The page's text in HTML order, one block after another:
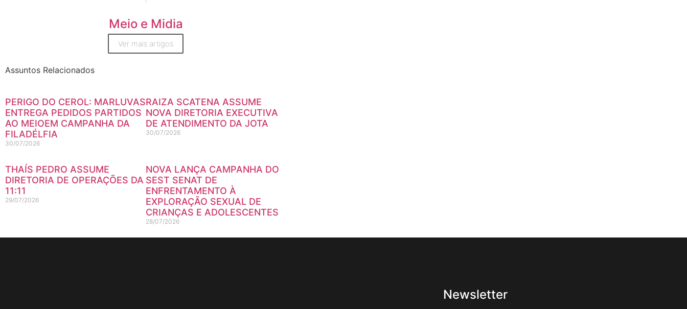
Meio e Midia
Ver mais artigos
Assuntos Relacionados
PERIGO DO CEROL: MARLUVAS
ENTREGA PEDIDOS PARTIDOS
AO MEIOEM CAMPANHA DA
FILADÉLFIA
30/07/2026
RAIZA SCATENA ASSUME
NOVA DIRETORIA EXECUTIVA
DE ATENDIMENTO DA JOTA
30/07/2026
THAÍS PEDRO ASSUME
DIRETORIA DE OPERAÇÕES DA
11:11
29/07/2026
NOVA LANÇA CAMPANHA DO
SEST SENAT DE
ENFRENTAMENTO À
EXPLORAÇÃO SEXUAL DE
CRIANÇAS E ADOLESCENTES
28/07/2026
Newsletter